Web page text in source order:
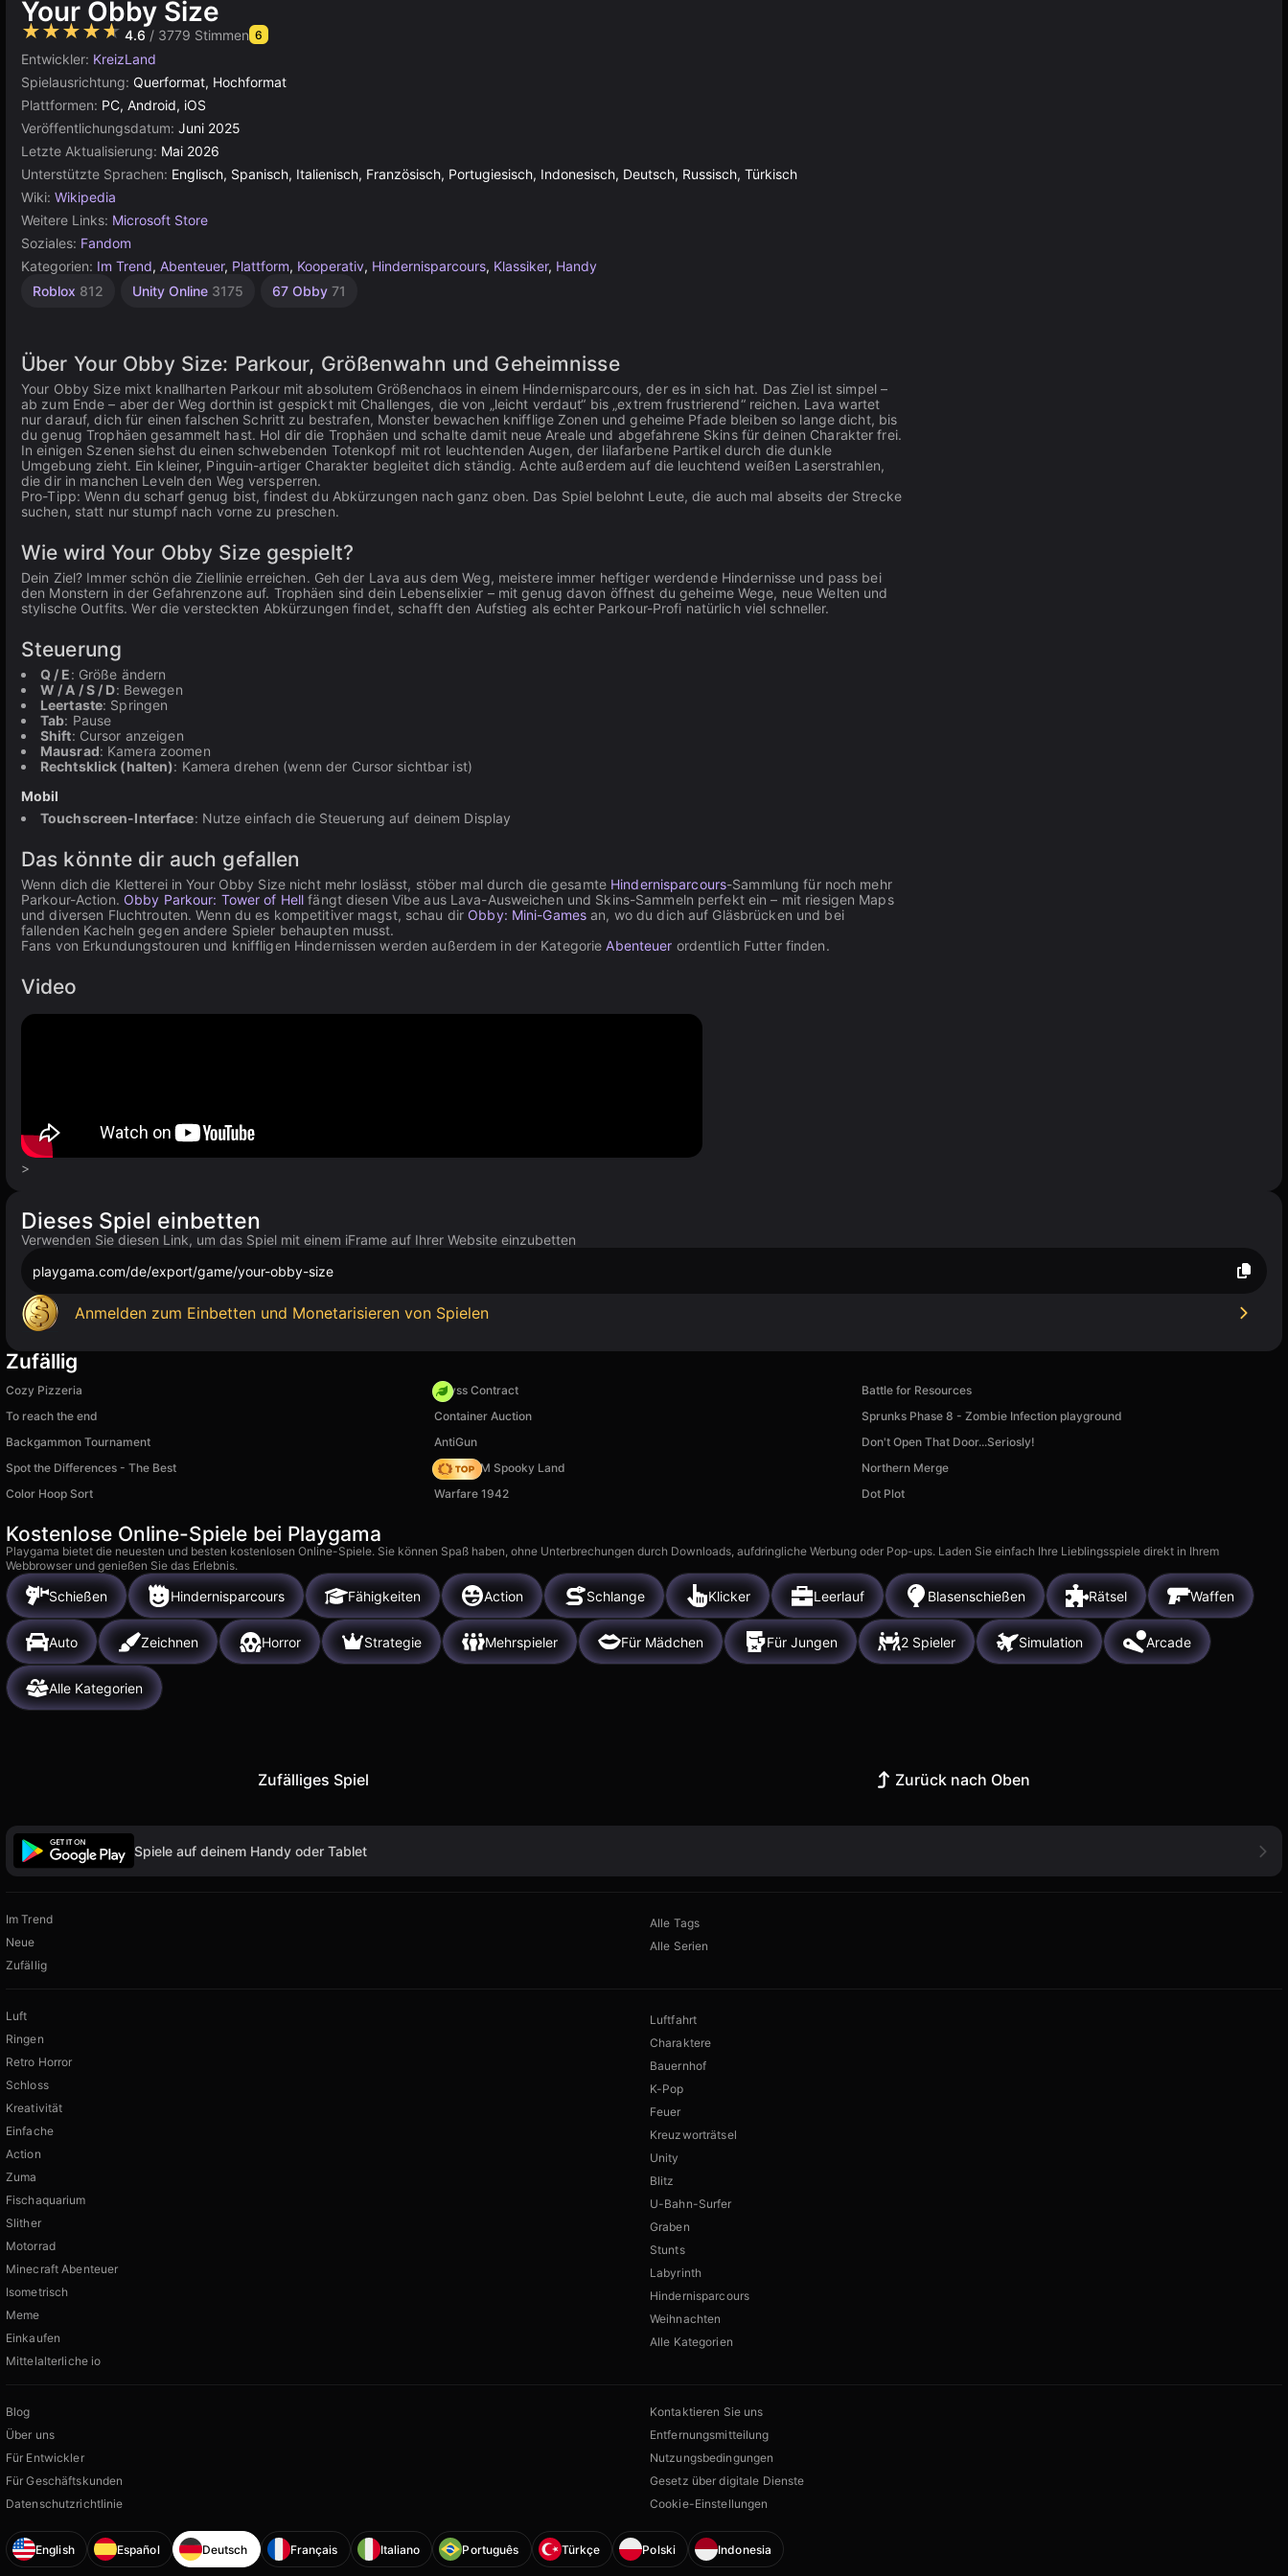
Your Obby Size
★★★★★ 4.6 / 3779 Stimmen 6
Entwickler: KreizLand
Spielausrichtung: Querformat, Hochformat
Plattformen: PC, Android, iOS
Veröffentlichungsdatum: Juni 2025
Letzte Aktualisierung: Mai 2026
Unterstützte Sprachen: Englisch, Spanisch, Italienisch, Französisch, Portugiesisch, Indonesisch, Deutsch, Russisch, Türkisch
Wiki: Wikipedia
Weitere Links: Microsoft Store
Soziales: Fandom
Kategorien: Im Trend, Abenteuer, Plattform, Kooperativ, Hindernisparcours, Klassiker, Handy
Roblox 812 Unity Online 3175 67 Obby 71
Über Your Obby Size: Parkour, Größenwahn und Geheimnisse
Your Obby Size mixt knallharten Parkour mit absolutem Größenchaos in einem Hindernisparcours, der es in sich hat. Das Ziel ist simpel –
ab zum Ende – aber der Weg dorthin ist gespickt mit Challenges, die von „leicht verdaut“ bis „extrem frustrierend“ reichen. Lava wartet
nur darauf, dich für einen falschen Schritt zu bestrafen, Monster bewachen knifflige Zonen und geheime Pfade bleiben so lange dicht, bis
du genug Trophäen gesammelt hast. Hol dir die Trophäen und schalte damit neue Areale und abgefahrene Skins für deinen Charakter frei.
In einigen Szenen siehst du einen schwebenden Totenkopf mit rot leuchtenden Augen, der lilafarbene Partikel durch die dunkle
Umgebung zieht. Ein kleiner, Pinguin-artiger Charakter begleitet dich ständig. Achte außerdem auf die leuchtend weißen Laserstrahlen,
die dir in manchen Leveln den Weg versperren.
Pro-Tipp: Wenn du scharf genug bist, findest du Abkürzungen nach ganz oben. Das Spiel belohnt Leute, die auch mal abseits der Strecke
suchen, statt nur stumpf nach vorne zu preschen.
Wie wird Your Obby Size gespielt?
Dein Ziel? Immer schön die Ziellinie erreichen. Geh der Lava aus dem Weg, meistere immer heftiger werdende Hindernisse und pass bei
den Monstern in der Gefahrenzone auf. Trophäen sind dein Lebenselixier – mit genug davon öffnest du geheime Wege, neue Welten und
stylische Outfits. Wer die versteckten Abkürzungen findet, schafft den Aufstieg als echter Parkour-Profi natürlich viel schneller.
Steuerung
Q / E: Größe ändern
W / A / S / D: Bewegen
Leertaste: Springen
Tab: Pause
Shift: Cursor anzeigen
Mausrad: Kamera zoomen
Rechtsklick (halten): Kamera drehen (wenn der Cursor sichtbar ist)
Mobil
Touchscreen-Interface: Nutze einfach die Steuerung auf deinem Display
Das könnte dir auch gefallen
Wenn dich die Kletterei in Your Obby Size nicht mehr loslässt, stöber mal durch die gesamte Hindernisparcours-Sammlung für noch mehr
Parkour-Action. Obby Parkour: Tower of Hell fängt diesen Vibe aus Lava-Ausweichen und Skins-Sammeln perfekt ein – mit riesigen Maps
und diversen Fluchtrouten. Wenn du es kompetitiver magst, schau dir Obby: Mini-Games an, wo du dich auf Gläsbrücken und bei
fallenden Kacheln gegen andere Spieler behaupten musst.
Fans von Erkundungstouren und kniffligen Hindernissen werden außerdem in der KategorieAbenteuer ordentlich Futter finden.
Video
>
Dieses Spiel einbetten
Verwenden Sie diesen Link, um das Spiel mit einem iFrame auf Ihrer Website einzubetten
playgama.com/de/export/game/your-obby-size
Anmelden zum Einbetten und Monetarisieren von Spielen
Zufällig
Cozy Pizzeria Abyss Contract
Battle for Resources
To reach the end
Container Auction
Sprunks Phase 8 - Zombie Infection playground
Backgammon Tournament
AntiGun
Don't Open That Door...Seriosly!
Spot the Differences - The Best
Moto X3M Spooky Land
Northern Merge
Color Hoop Sort
Warfare 1942 Dot Plot
Kostenlose Online-Spiele bei Playgama
Playgama bietet die neuesten und besten kostenlosen Online-Spiele. Sie können Spaß haben, ohne Unterbrechungen durch Downloads, aufdringliche Werbung oder Pop-ups. Laden Sie einfach Ihre Lieblingsspiele direkt in Ihrem
Webbrowser und genießen Sie das Erlebnis.
Schießen Hindernisparcours Fähigkeiten Action Schlange Klicker Leerlauf Blasenschießen Rätsel Waffen
Auto Zeichnen Horror Strategie Mehrspieler Für Mädchen Für Jungen 2 Spieler Simulation Arcade
Alle Kategorien
Zufälliges Spiel Zurück nach Oben
Spiele auf deinem Handy oder Tablet
Im Trend
Neue
Zufällig
Alle Tags
Alle Serien
Luft
Ringen
Retro Horror
Schloss
Kreativität
Einfache
Action
Zuma
Fischaquarium
Slither
Motorrad
Minecraft Abenteuer
Isometrisch
Meme
Einkaufen
Mittelalterliche io
Luftfahrt
Charaktere
Bauernhof
K-Pop
Feuer
Kreuzworträtsel
Unity
Blitz
U-Bahn-Surfer
Graben
Stunts
Labyrinth
Hindernisparcours
Weihnachten
Alle Kategorien
Blog
Über uns
Für Entwickler
Für Geschäftskunden
Datenschutzrichtlinie
Kontaktieren Sie uns
Entfernungsmitteilung
Nutzungsbedingungen
Gesetz über digitale Dienste
Cookie-Einstellungen
English Español Deutsch Français Italiano Português Türkçe Polski Indonesia